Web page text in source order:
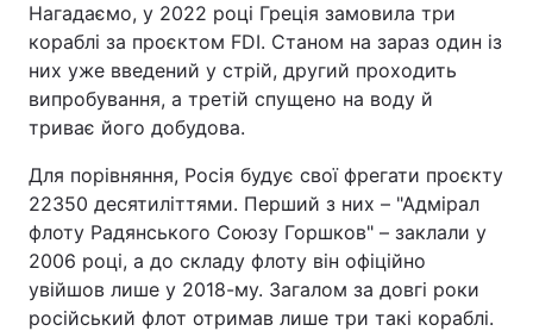
Нагадаємо, у 2022 році Греція замовила три
кораблі за проєктом FDI. Станом на зараз один із
них уже введений у стрій, другий проходить
випробування, а третій спущено на воду й
триває його добудова.
Для порівняння, Росія будує свої фрегати проєкту
22350 десятиліттями. Перший з них – "Адмірал
флоту Радянського Союзу Горшков" – заклали у
2006 році, а до складу флоту він офіційно
увійшов лише у 2018-му. Загалом за довгі роки
російський флот отримав лише три такі кораблі.